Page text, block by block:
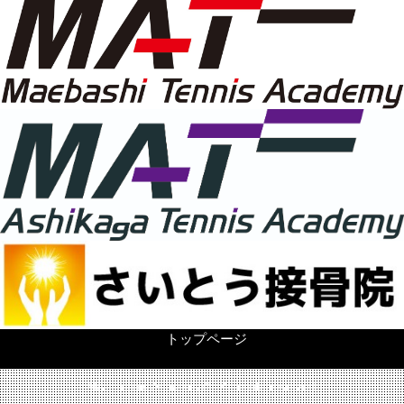
トップページ
MAT Tennis Academy© , All rights reserved.